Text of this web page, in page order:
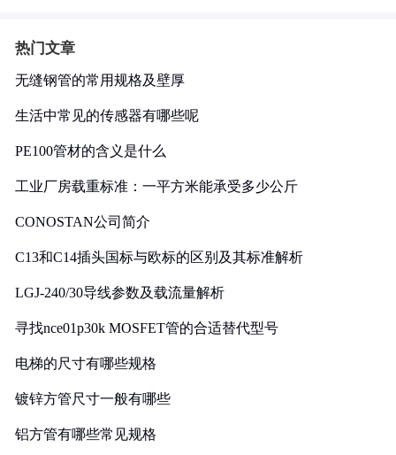
热门文章
无缝钢管的常用规格及壁厚
生活中常见的传感器有哪些呢
PE100管材的含义是什么
工业厂房载重标准：一平方米能承受多少公斤
CONOSTAN公司简介
C13和C14插头国标与欧标的区别及其标准解析
LGJ-240/30导线参数及载流量解析
寻找nce01p30k MOSFET管的合适替代型号
电梯的尺寸有哪些规格
镀锌方管尺寸一般有哪些
铝方管有哪些常见规格